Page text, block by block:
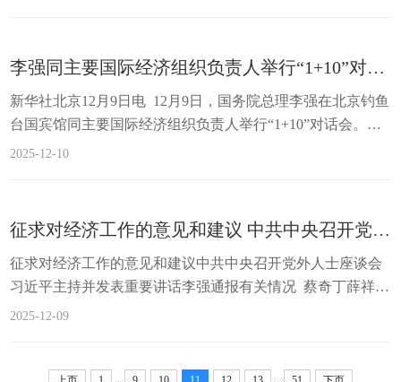
作会议12月10日至11日在北京举行。中共中央总书记、国家
主席、中央军委主席习近平出席会议并发表重要讲话。中共
中央政治局常委李强、赵乐际、王沪宁、...
李强同主要国际经济组织负责人举行“1+10”对话会
新华社北京12月9日电 12月9日，国务院总理李强在北京钓鱼
台国宾馆同主要国际经济组织负责人举行“1+10”对话会。新
开发银行行长罗塞芙、世界银行行长彭安杰、国际货币基金
算银行总经理德科斯、金融稳定理事会主席贝利、亚投行行
长金立群、经合组织副秘书长鲁日奇卡出席。12月9日，国务
院总理李强在北京钓鱼台国宾馆同主要国际经济组织负责人
举行“...
2025-12-10
征求对经济工作的意见和建议 中共中央召开党外人士座谈会 习近平主持并发表重要讲话
征求对经济工作的意见和建议中共中央召开党外人士座谈会
习近平主持并发表重要讲话李强通报有关情况 蔡奇丁薛祥出
席 新华社北京12月8日电 12月3日，中共中央在中南海
2025-12-09
... ...